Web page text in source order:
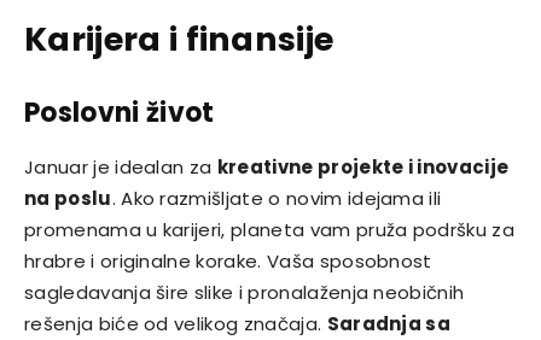
Karijera i finansije
Poslovni život
Januar je idealan za kreativne projekte i inovacije
na poslu. Ako razmišljate o novim idejama ili
promenama u karijeri, planeta vam pruža podršku za
hrabre i originalne korake. Vaša sposobnost
sagledavanja šire slike i pronalaženja neobičnih
rešenja biće od velikog značaja. Saradnja sa